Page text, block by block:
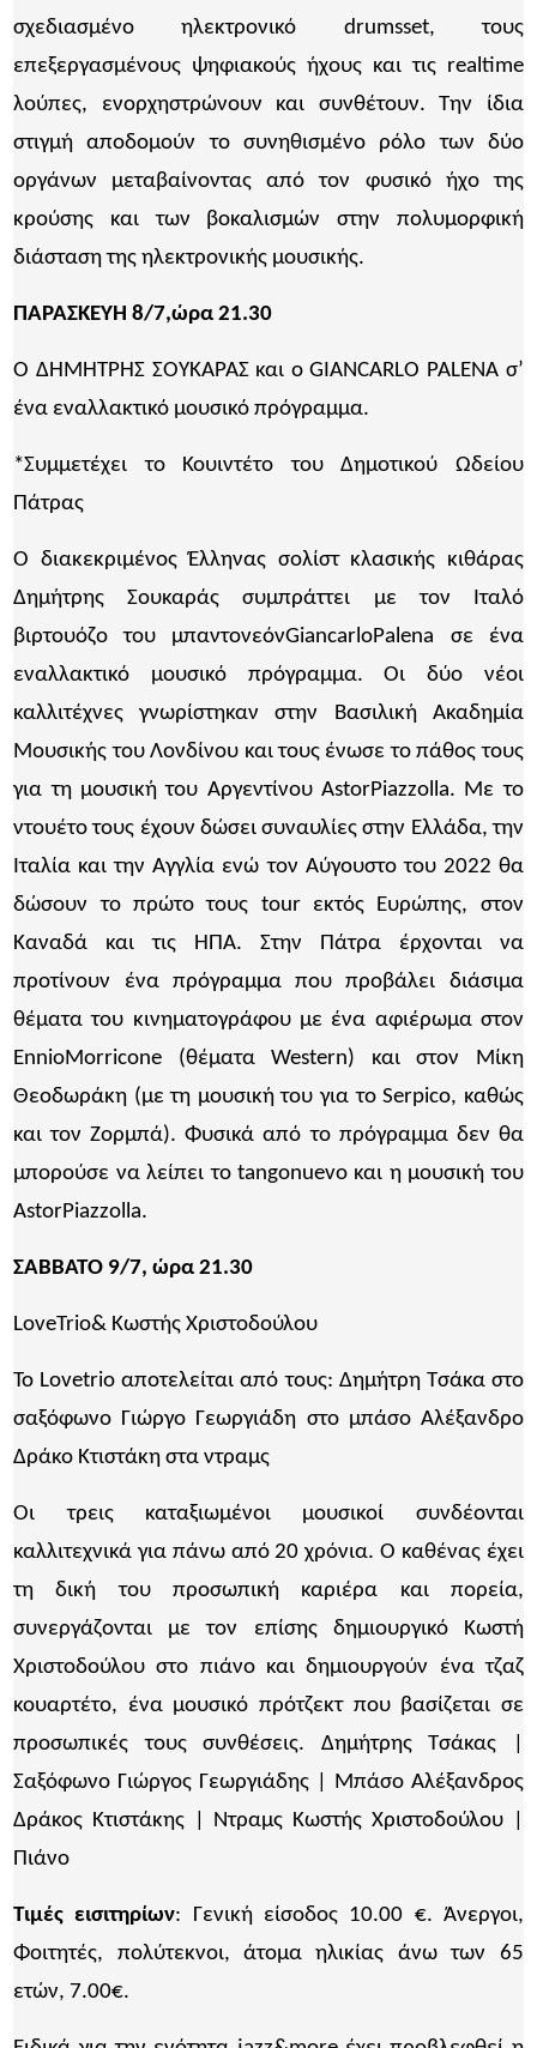
σχεδιασμένο ηλεκτρονικό drumsset, τoυς
επεξεργασμένους ψηφιακούς ήχους και τις realtime
λούπες, ενορχηστρώνουν και συνθέτουν. Την ίδια
στιγμή αποδομούν το συνηθισμένο ρόλο των δύο
οργάνων μεταβαίνοντας από τον φυσικό ήχο της
κρούσης και των βοκαλισμών στην πολυμορφική
διάσταση της ηλεκτρονικής μουσικής.
ΠΑΡΑΣΚΕΥΗ 8/7,ώρα 21.30
Ο ΔΗΜΗΤΡΗΣ ΣΟΥΚΑΡΑΣ και ο GIANCARLO PALENA σ’
ένα εναλλακτικό μουσικό πρόγραμμα.
*Συμμετέχει το Κουιντέτο του Δημοτικού Ωδείου
Πάτρας
O διακεκριμένος Έλληνας σολίστ κλασικής κιθάρας
Δημήτρης Σουκαράς συμπράττει με τον Ιταλό
βιρτουόζο του μπαντονεόνGiancarloPalena σε ένα
εναλλακτικό μουσικό πρόγραμμα. Οι δύο νέοι
καλλιτέχνες γνωρίστηκαν στην Βασιλική Ακαδημία
Μουσικής του Λονδίνου και τους ένωσε το πάθος τους
για τη μουσική του Αργεντίνου AstorPiazzolla. Με το
ντουέτο τους έχουν δώσει συναυλίες στην Ελλάδα, την
Ιταλία και την Αγγλία ενώ τον Αύγουστο του 2022 θα
δώσουν το πρώτο τους tour εκτός Ευρώπης, στον
Καναδά και τις ΗΠΑ. Στην Πάτρα έρχονται να
προτίνουν ένα πρόγραμμα που προβάλει διάσιμα
θέματα του κινηματογράφου με ένα αφιέρωμα στον
EnnioMorricone (θέματα Western) και στον Μίκη
Θεοδωράκη (με τη μουσική του για το Serpico, καθώς
και τον Ζορμπά). Φυσικά από το πρόγραμμα δεν θα
μπορούσε να λείπει το tangonuevo και η μουσική του
AstorPiazzolla.
ΣΑΒΒΑΤΟ 9/7, ώρα 21.30
LoveTrio& Κωστής Χριστοδούλου
Το Lovetrio αποτελείται από τους: Δημήτρη Τσάκα στο
σαξόφωνο Γιώργο Γεωργιάδη στο μπάσο Αλέξανδρο
Δράκο Κτιστάκη στα ντραμς
Οι τρεις καταξιωμένοι μουσικοί συνδέονται
καλλιτεχνικά για πάνω από 20 χρόνια. Ο καθένας έχει
τη δική του προσωπική καριέρα και πορεία,
συνεργάζονται με τον επίσης δημιουργικό Κωστή
Χριστοδούλου στο πιάνο και δημιουργούν ένα τζαζ
κουαρτέτο, ένα μουσικό πρότζεκτ που βασίζεται σε
προσωπικές τους συνθέσεις. Δημήτρης Τσάκας |
Σαξόφωνο Γιώργος Γεωργιάδης | Μπάσο Αλέξανδρος
Δράκος Κτιστάκης | Ντραμς Κωστής Χριστοδούλου |
Πιάνο
Τιμές εισιτηρίων: Γενική είσοδος 10.00 €. Άνεργοι,
Φοιτητές, πολύτεκνοι, άτομα ηλικίας άνω των 65
ετών, 7.00€.